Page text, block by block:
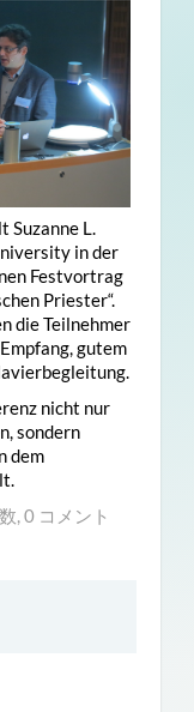
Suzanne L.
in der
Festvortrag
Priester“.
die Teilnehmer
gutem
nicht nur
sondern
dem
,0 コメント